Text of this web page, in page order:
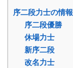
序二段力士の情報
序二段優勝
休場力士
新序二段
改名力士